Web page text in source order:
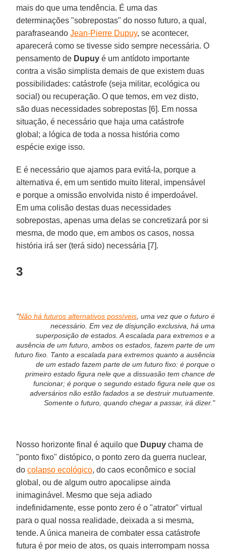
mais do que uma tendência. É uma das
determinações "sobrepostas" do nosso futuro, a qual,
parafraseandoJean-Pierre Dupuy, se acontecer,
aparecerá como se tivesse sido sempre necessária. O
pensamento de Dupuy é um antídoto importante
contra a visão simplista demais de que existem duas
possibilidades: catástrofe (seja militar, ecológica ou
social) ou recuperação. O que temos, em vez disto,
são duas necessidades sobrepostas [6]. Em nossa
situação, é necessário que haja uma catástrofe
global; a lógica de toda a nossa história como
espécie exige isso.
E é necessário que ajamos para evitá-la, porque a
alternativa é, em um sentido muito literal, impensável
e porque a omissão envolvida nisto é imperdoável.
Em uma colisão destas duas necessidades
sobrepostas, apenas uma delas se concretizará por si
mesma, de modo que, em ambos os casos, nossa
história irá ser (terá sido) necessária [7].
3
"Não há futuros alternativos possíveis, uma vez que o futuro é
necessário. Em vez de disjunção exclusiva, há uma
superposição de estados. A escalada para extremos e a
ausência de um futuro, ambos os estados, fazem parte de um
futuro fixo. Tanto a escalada para extremos quanto a ausência
de um estado fazem parte de um futuro fixo: é porque o
primeiro estado figura nele que a dissuasão tem chance de
funcionar; é porque o segundo estado figura nele que os
adversários não estão fadados a se destruir mutuamente.
Somente o futuro, quando chegar a passar, irá dizer."
Nosso horizonte final é aquilo que Dupuy chama de
"ponto fixo" distópico, o ponto zero da guerra nuclear,
docolapso ecológico, do caos econômico e social
global, ou de algum outro apocalipse ainda
inimaginável. Mesmo que seja adiado
indefinidamente, esse ponto zero é o "atrator" virtual
para o qual nossa realidade, deixada a si mesma,
tende. A única maneira de combater essa catástrofe
futura é por meio de atos, os quais interrompam nossa